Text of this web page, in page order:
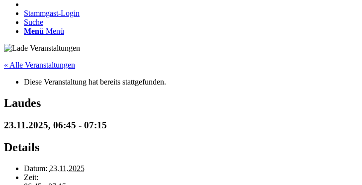
Stammgast-Login
Suche
Menü Menü
« Alle Veranstaltungen
Diese Veranstaltung hat bereits stattgefunden.
Laudes
23.11.2025, 06:45 - 07:15
Details
Datum: 23.11.2025
Zeit: